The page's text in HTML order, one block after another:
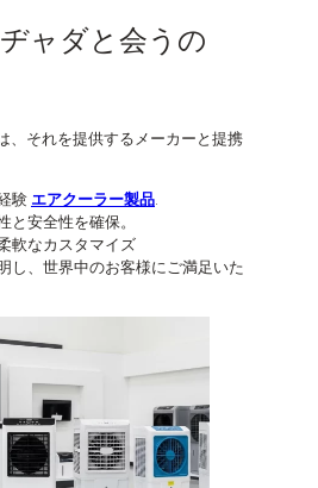
ャダと会うの
、それを提供するメーカーと提携
験 エアクーラー製品.
安全性を確保。
軟なカスタマイズ
し、世界中のお客様にご満足いた